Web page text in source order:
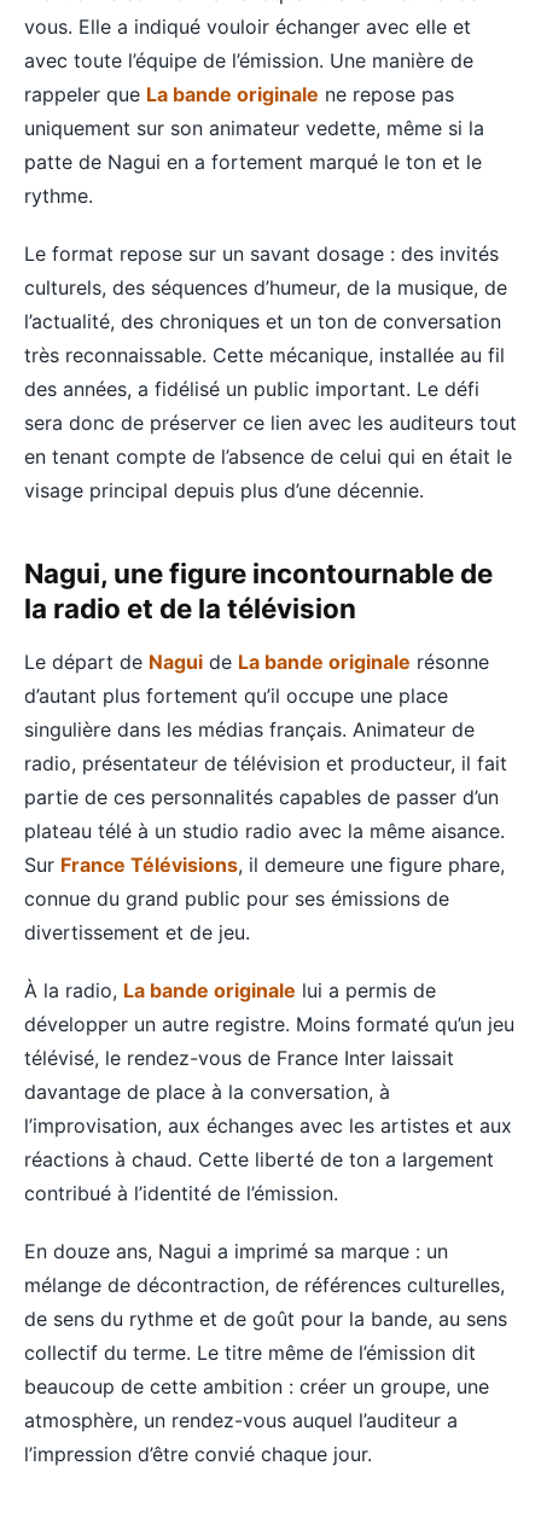
vous. Elle a indiqué vouloir échanger avec elle et
avec toute l’équipe de l’émission. Une manière de
rappeler que La bande originale ne repose pas
uniquement sur son animateur vedette, même si la
patte de Nagui en a fortement marqué le ton et le
rythme.
Le format repose sur un savant dosage : des invités
culturels, des séquences d’humeur, de la musique, de
l’actualité, des chroniques et un ton de conversation
très reconnaissable. Cette mécanique, installée au fil
des années, a fidélisé un public important. Le défi
sera donc de préserver ce lien avec les auditeurs tout
en tenant compte de l’absence de celui qui en était le
visage principal depuis plus d’une décennie.
Nagui, une figure incontournable de
la radio et de la télévision
Le départ de Nagui de La bande originale résonne
d’autant plus fortement qu’il occupe une place
singulière dans les médias français. Animateur de
radio, présentateur de télévision et producteur, il fait
partie de ces personnalités capables de passer d’un
plateau télé à un studio radio avec la même aisance.
Sur France Télévisions, il demeure une figure phare,
connue du grand public pour ses émissions de
divertissement et de jeu.
À la radio, La bande originale lui a permis de
développer un autre registre. Moins formaté qu’un jeu
télévisé, le rendez-vous de France Inter laissait
davantage de place à la conversation, à
l’improvisation, aux échanges avec les artistes et aux
réactions à chaud. Cette liberté de ton a largement
contribué à l’identité de l’émission.
En douze ans, Nagui a imprimé sa marque : un
mélange de décontraction, de références culturelles,
de sens du rythme et de goût pour la bande, au sens
collectif du terme. Le titre même de l’émission dit
beaucoup de cette ambition : créer un groupe, une
atmosphère, un rendez-vous auquel l’auditeur a
l’impression d’être convié chaque jour.